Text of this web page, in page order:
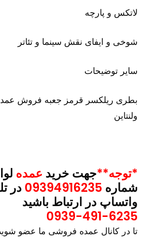
لاتکس و پارچه
شوخی و ایفای نقش سینما و تئاتر
سایر توضیحات
بطری ریلکسر قرمز جعبه فروش
ولنتاین
*توجه**جهت خرید عمده
شماره
در
واتساپ در ارتباط باشید
0939-491-6235
تا در کانال عمده فروشی ما عضو